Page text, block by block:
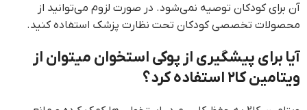
آن برای کودکان توصیه نمی‌شود. در صورت لزوم می‌توانید از
محصولات تخصصی کودکان تحت نظارت پزشک استفاده کنید.
آیا برای پیشگیری از پوکی استخوان میتوان از
ویتامین کا۲ استفاده کرد؟